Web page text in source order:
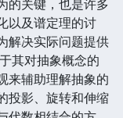
的关键，也是许多
以及谱定理的讨
解决实际问题提供
其对抽象概念的
来辅助理解抽象的
投影、旋转和伸缩